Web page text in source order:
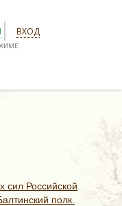
ВХОД
сил Российской
полк.